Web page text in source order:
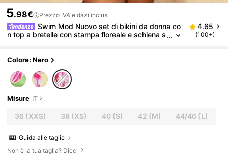
5.98€ Prezzo IVA e dazi inclusi
Swim Mod Nuovo set di bikini da donna co
n top a bretelle con stampa floreale e schiena s
4.65
(100+)
Colore: Nero
Misure IT
36 (XXS) 38 (XS) 40(S) 42 (M) 44/46 (L)
Guida alle taglie
Non è la tua taglia? Dicci